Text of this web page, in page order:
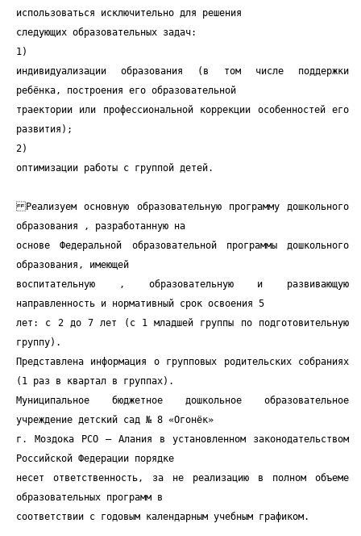
использоваться исключительно для решения
следующих образовательных задач:
1)
индивидуализации образования (в том числе поддержки
ребёнка, построения его образовательной
траектории или профессиональной коррекции особенностей его
развития);
2)
оптимизации работы с группой детей.
Реализуем основную образовательную программу дошкольного
образования , разработанную на
основе Федеральной образовательной программы дошкольного
образования, имеющей
воспитательную , образовательную и развивающую
направленность и нормативный срок освоения 5
лет: с 2 до 7 лет (с 1 младшей группы по подготовительную
группу).
Представлена информация о групповых родительских собраниях
(1 раз в квартал в группах).
Муниципальное бюджетное дошкольное образовательное
учреждение детский сад № 8 «Огонёк»
г. Моздока РСО – Алания в установленном законодательством
Российской Федерации порядке
несет ответственность, за не реализацию в полном объеме
образовательных программ в
соответствии с годовым календарным учебным графиком.